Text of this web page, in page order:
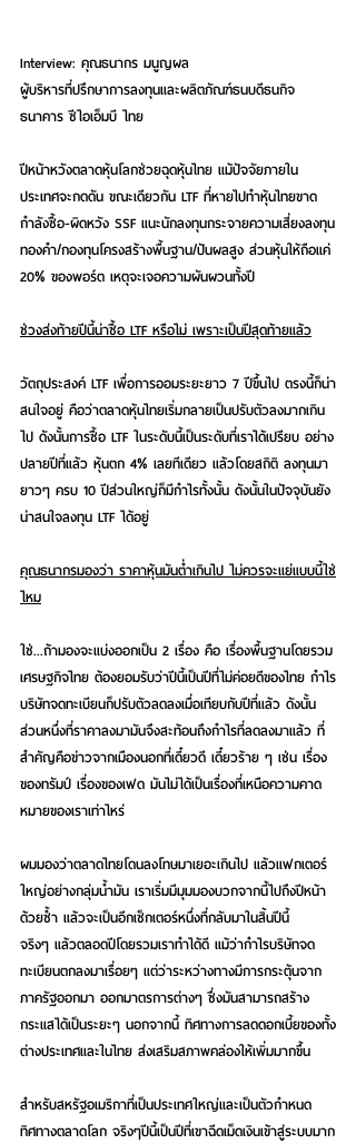
Interview: คุณธนากร มนูญผล
ผู้บริหารที่ปรึกษาการลงทุนและผลิตภัณฑ์ธนบดีธนกิจ
ธนาคาร ซีไอเอ็มบี ไทย
ปีหน้าหวังตลาดหุ้นโลกช่วยฉุดหุ้นไทย แม้ปัจจัยภายใน
ประเทศจะกดดัน ขณะเดียวกัน LTF ที่หายไปทำหุ้นไทยขาด
กำลังซื้อ-ผิดหวัง SSF แนะนักลงทุนกระจายความเสี่ยงลงทุน
ทองคำ/กองทุนโครงสร้างพื้นฐาน/ปันผลสูง ส่วนหุ้นให้ถือแค่
20% ของพอร์ต เหตุจะเจอความผันผวนทั้งปี
ช่วงส่งท้ายปีนี้น่าซื้อ LTF หรือไม่ เพราะเป็นปีสุดท้ายแล้ว
วัตถุประสงค์ LTF เพื่อการออมระยะยาว 7 ปีขึ้นไป ตรงนี้ก็น่า
สนใจอยู่ คือว่าตลาดหุ้นไทยเริ่มกลายเป็นปรับตัวลงมากเกิน
ไป ดังนั้นการซื้อ LTF ในระดับนี้เป็นระดับที่เราได้เปรียบ อย่าง
ปลายปีที่แล้ว หุ้นตก 4% เลยทีเดียว แล้วโดยสถิติ ลงทุนมา
ยาวๆ ครบ 10 ปีส่วนใหญ่ก็มีกำไรทั้งนั้น ดังนั้นในปัจจุบันยัง
น่าสนใจลงทุน LTF ได้อยู่
คุณธนากรมองว่า ราคาหุ้นมันต่ำเกินไป ไม่ควรจะแย่แบบนี้ใช่
ไหม
ใช่...ถ้ามองจะแบ่งออกเป็น 2 เรื่อง คือ เรื่องพื้นฐานโดยรวม
เศรษฐกิจไทย ต้องยอมรับว่าปีนี้เป็นปีที่ไม่ค่อยดีของไทย กำไร
บริษัทจดทะเบียนก็ปรับตัวลดลงเมื่อเทียบกับปีที่แล้ว ดังนั้น
ส่วนหนึ่งที่ราคาลงมามันจึงสะท้อนถึงกำไรที่ลดลงมาแล้ว ที่
สำคัญคือข่าวจากเมืองนอกที่เดี๋ยวดี เดี๋ยวร้าย ๆ เช่น เรื่อง
ของทรัมป์ เรื่องของเฟด มันไม่ได้เป็นเรื่องที่เหนือความคาด
หมายของเราเท่าไหร่
ผมมองว่าตลาดไทยโดนลงโทษมาเยอะเกินไป แล้วแฟกเตอร์
ใหญ่อย่างกลุ่มน้ำมัน เราเริ่มมีมุมมองบวกจากนี้ไปถึงปีหน้า
ด้วยซ้ำ แล้วจะเป็นอีกเซ็กเตอร์หนึ่งที่กลับมาในสิ้นปีนี้
จริงๆ แล้วตลอดปีโดยรวมเราทำได้ดี แม้ว่ากำไรบริษัทจด
ทะเบียนตกลงมาเรื่อยๆ แต่ว่าระหว่างทางมีการกระตุ้นจาก
ภาครัฐออกมา ออกมาตรการต่างๆ ซึ่งมันสามารถสร้าง
กระแสได้เป็นระยะๆ นอกจากนี้ ทิศทางการลดดอกเบี้ยของทั้ง
ต่างประเทศและในไทย ส่งเสริมสภาพคล่องให้เพิ่มมากขึ้น
สำหรับสหรัฐอเมริกาที่เป็นประเทศใหญ่และเป็นตัวกำหนด
ทิศทางตลาดโลก จริงๆปีนี้เป็นปีที่เขาฉีดเม็ดเงินเข้าสู่ระบบมาก